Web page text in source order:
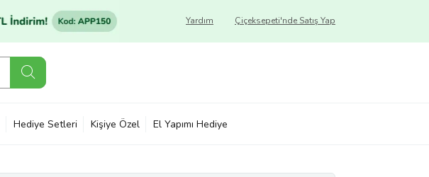
Çiçeksepeti'nde Satış Yap
Yardım
Hediye Setleri Kişiye Özel El Yapımı Hediye